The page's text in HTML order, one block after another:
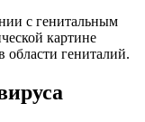
с генитальным
картине
области гениталий.